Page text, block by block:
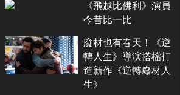
《飛越比佛利》演員
今昔比一比
廢材也有春天！《逆
轉人生》導演搭檔打
造新作《逆轉廢材人
生》